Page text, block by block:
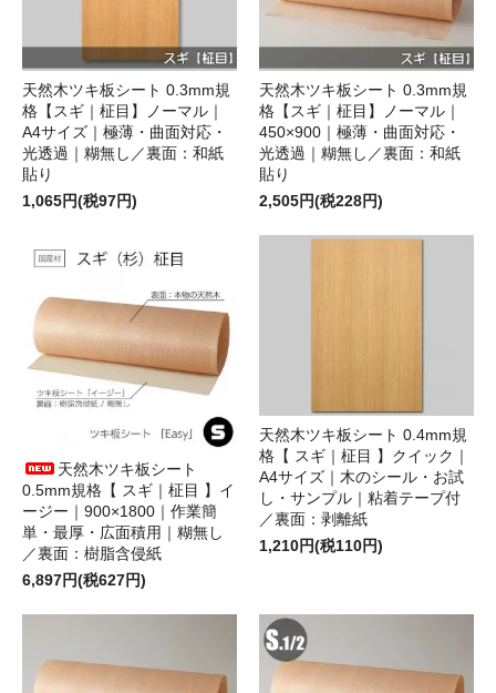
天然木ツキ板シート 0.3mm規
格【スギ｜柾目】ノーマル｜
A4サイズ｜極薄・曲面対応・
光透過｜糊無し／裏面：和紙
貼り
1,065円(税97円)
天然木ツキ板シート 0.3mm規
格【スギ｜柾目】ノーマル｜
450×900｜極薄・曲面対応・
光透過｜糊無し／裏面：和紙
貼り
2,505円(税228円)
天然木ツキ板シート
0.5mm規格【 スギ｜柾目 】イ
ージー｜900×1800｜作業簡
単・最厚・広面積用｜糊無し
／裏面：樹脂含侵紙
6,897円(税627円)
天然木ツキ板シート 0.4mm規
格【 スギ｜柾目 】クイック｜
A4サイズ｜木のシール・お試
し・サンプル｜粘着テープ付
／裏面：剥離紙
1,210円(税110円)